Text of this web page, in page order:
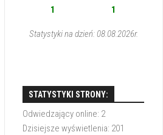
1 1
Statystyki na dzień: 08.08.2026r.
STATYSTYKI STRONY:
Odwiedzający online: 2
Dzisiejsze wyświetlenia: 201